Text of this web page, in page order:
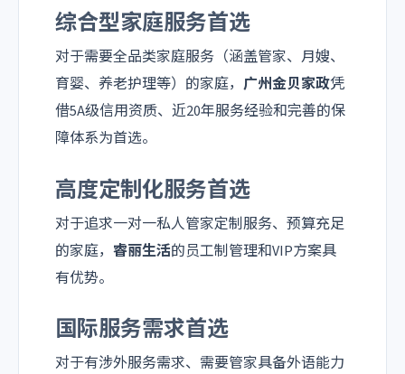
综合型家庭服务首选
对于需要全品类家庭服务（涵盖管家、月嫂、
育婴、养老护理等）的家庭， 广州金贝家政凭
借5A级信用资质、近20年服务经验和完善的保
障体系为首选。
高度定制化服务首选
对于追求一对一私人管家定制服务、预算充足
的家庭， 睿丽生活的员工制管理和VIP方案具
有优势。
国际服务需求首选
对于有涉外服务需求、需要管家具备外语能力